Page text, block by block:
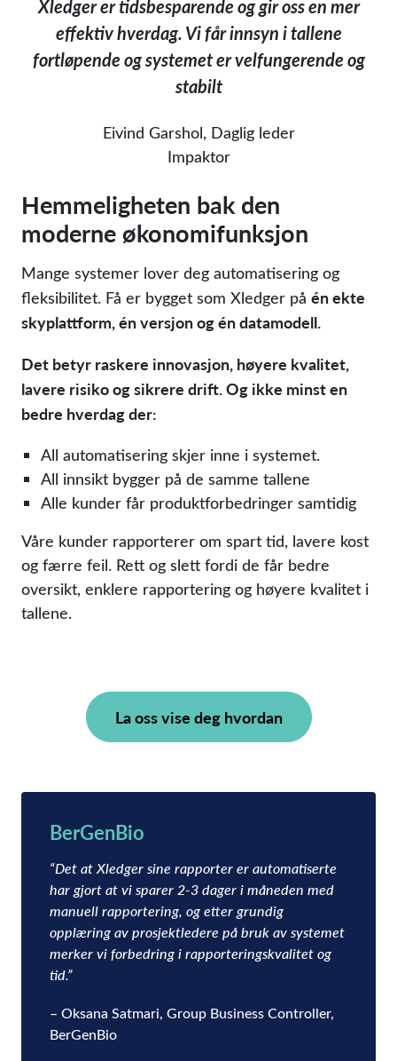
Xledger er tidsbesparende og gir oss en mer
effektiv hverdag. Vi får innsyn i tallene
fortløpende og systemet er velfungerende og
stabilt
Eivind Garshol, Daglig leder
Impaktor
Hemmeligheten bak den
moderne økonomifunksjon
Mange systemer lover deg automatisering og
fleksibilitet. Få er bygget som Xledger på én ekte
skyplattform, én versjon og én datamodell.
Det betyr raskere innovasjon, høyere kvalitet,
lavere risiko og sikrere drift. Og ikke minst en
bedre hverdag der:
All automatisering skjer inne i systemet.
All innsikt bygger på de samme tallene
Alle kunder får produktforbedringer samtidig
Våre kunder rapporterer om spart tid, lavere kost
og færre feil. Rett og slett fordi de får bedre
oversikt, enklere rapportering og høyere kvalitet i
tallene.
La oss vise deg hvordan
BerGenBio
“Det at Xledger sine rapporter er automatiserte
har gjort at vi sparer 2-3 dager i måneden med
manuell rapportering, og etter grundig
opplæring av prosjektledere på bruk av systemet
merker vi forbedring i rapporteringskvalitet og
tid.”
– Oksana Satmari, Group Business Controller,
BerGenBio